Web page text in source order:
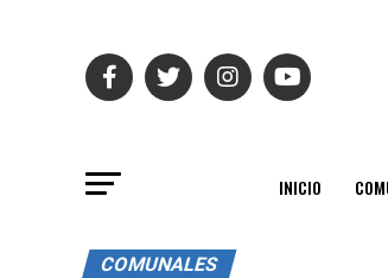
INICIO
COMUNALES